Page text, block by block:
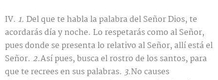
IV. 1. Del que te habla la palabra del Señor Dios, te
acordarás día y noche. Lo respetarás como al Señor,
pues donde se presenta lo relativo al Señor, allí está el
Señor. 2.Así pues, busca el rostro de los santos, para
que te recrees en sus palabras. 3.No causes